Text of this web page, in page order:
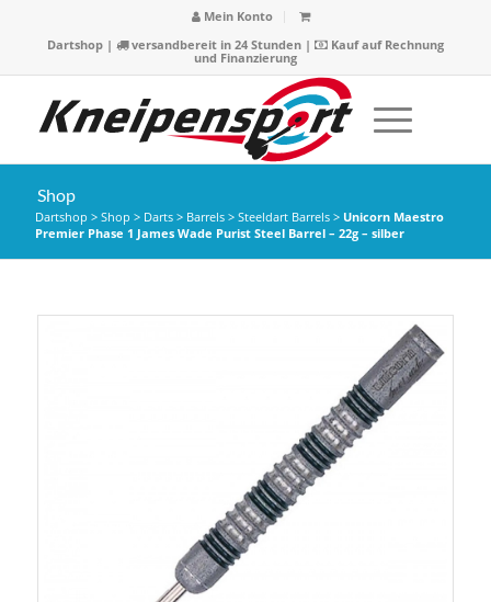
Mein Konto
Dartshop| versandbereit in 24 Stunden |
Kauf auf Rechnung
und Finanzierung
Shop
Dartshop > Shop > Darts> Barrels> Steeldart Barrels> Unicorn Maestro
Premier Phase 1 James Wade Purist Steel Barrel – 22g – silber